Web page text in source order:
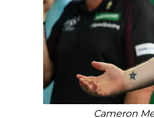
Cameron